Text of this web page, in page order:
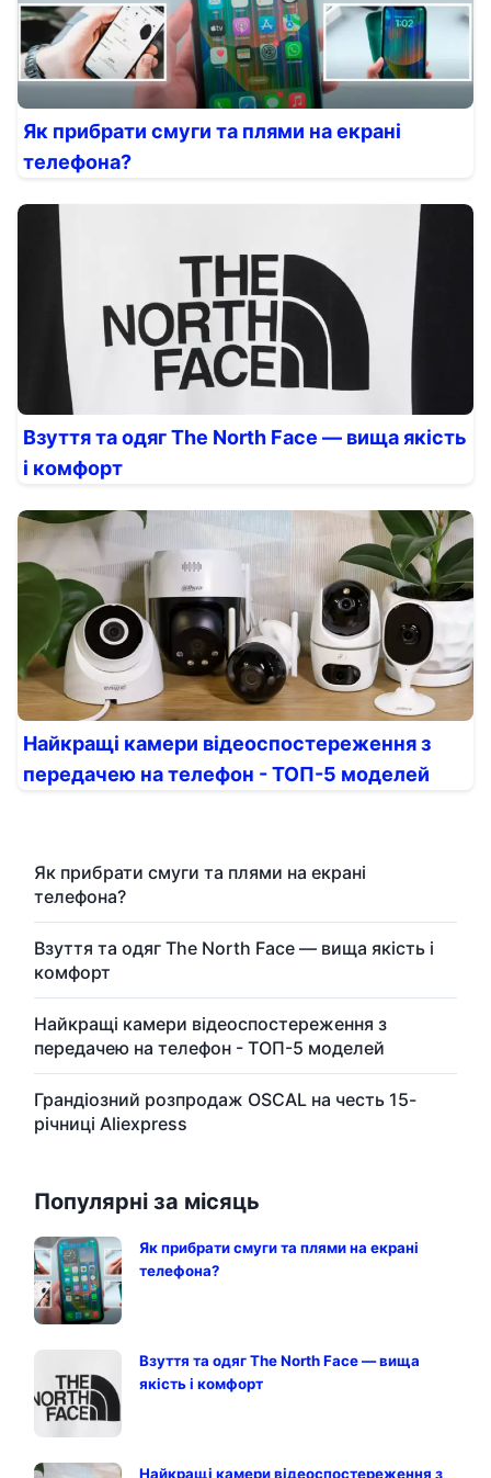
Як прибрати смуги та плями на екрані
телефона?
Взуття та одяг The North Face — вища якість
і комфорт
Найкращі камери відеоспостереження з
передачею на телефон - ТОП-5 моделей
Як прибрати смуги та плями на екрані
телефона?
Взуття та одяг The North Face — вища якість і
комфорт
Найкращі камери відеоспостереження з
передачею на телефон - ТОП-5 моделей
Грандіозний розпродаж OSCAL на честь 15-
річниці Aliexpress
Популярні за місяць
Як прибрати смуги та плями на екрані
телефона?
Взуття та одяг The North Face — вища
якість і комфорт
Найкращі камери відеоспостереження з